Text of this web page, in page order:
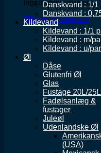
Ingen varer i kurven.
Tilbage til shoppen
Danskvand : 1/1
Danskvand :
Kildevand
Kildevand : 1/1
Kildevand : m/
Kildevand : u/
Øl
Dåse
Glutenfri Øl
Glas
Fustage 20L/
Fadølsanlæg &
fustager
Juleøl
Udenlandske Øl
(USA)